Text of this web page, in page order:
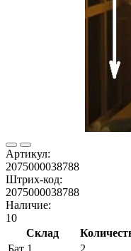
Артикул:
2075000038788
Штрих-код:
2075000038788
Наличие:
10
Склад
Бат 1
2